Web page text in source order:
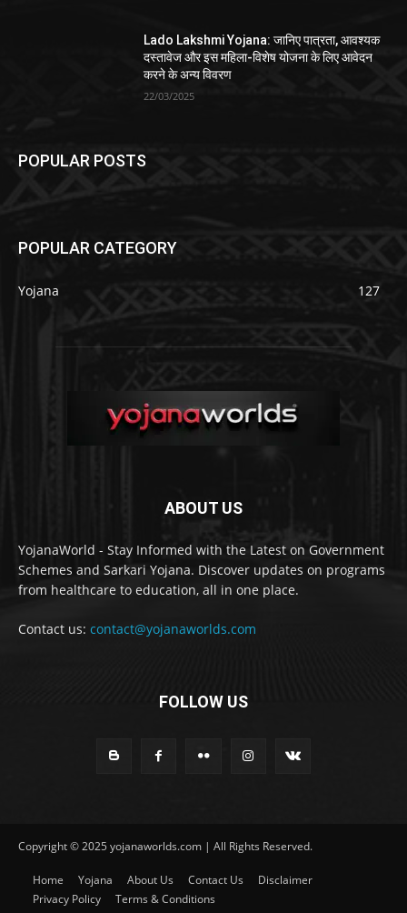
Lado Lakshmi Yojana: जानिए पात्रता, आवश्यक
दस्तावेज और इस महिला-विशेष योजना के लिए आवेदन
करने के अन्य विवरण
22/03/2025
POPULAR POSTS
POPULAR CATEGORY
Yojana 127
ABOUT US
YojanaWorld - Stay Informed with the Latest on Government
Schemes and Sarkari Yojana. Discover updates on programs
from healthcare to education, all in one place.
Contact us: contact@yojanaworlds.com
FOLLOW US
Copyright © 2025 yojanaworlds.com | All Rights Reserved.
Home Yojana About Us Contact Us
Disclaimer
Privacy Policy
Terms & Conditions